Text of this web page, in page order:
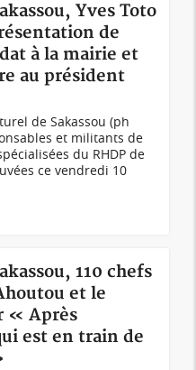
Yves Toto
de
à la mairie et
au président
de Sakassou (ph
et militants de
du RHDP de
ce vendredi 10
110 chefs
et le
« Après
est en train de